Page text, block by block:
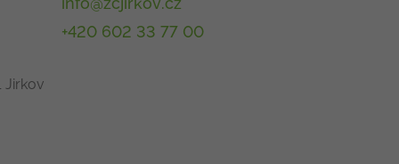
Jirkov
+420 602 33 77 00